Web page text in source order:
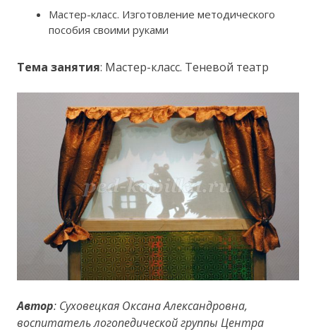
Мастер-класс. Изготовление методического
пособия своими руками
Тема занятия: Мастер-класс. Теневой театр
Автор: Суховецкая Оксана Александровна,
воспитатель логопедической группы Центра